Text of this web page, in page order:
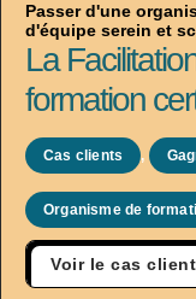
Passer d'une
d'équipe serein et
La
formation
Cas clients ,
Organisme de
Voir le cas client